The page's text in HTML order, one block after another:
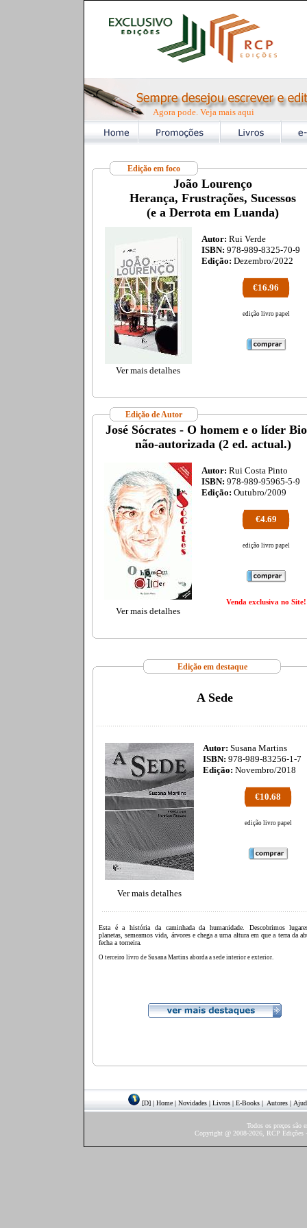
Agora pode. Veja mais aqui
Edição em foco
João Lourenço
Herança, Frustrações, Sucessos
(e a Derrota em Luanda)
Autor: Rui Verde
ISBN: 978-989-8325-70-9
Edição: Dezembro/2022
€16.96
edição livro papel
Ver mais detalhes
Edição de Autor
José Sócrates - O homem e o líder
não-autorizada (2 ed. actual.)
Autor: Rui Costa Pinto
ISBN: 978-989-95965-5-9
Edição: Outubro/2009
€4.69
edição livro papel
Venda exclusiva no Site!
Ver mais detalhes
Edição em destaque
A Sede
Ver mais detalhes
Autor: Susana Martins
ISBN: 978-989-83256-1-7
Edição: Novembro/2018
€10.68
edição livro papel
Esta é a história da caminhada da humanidade. Descobrimos
planetas, semeamos vida, árvores e chega a uma altura em que a terra da
fecha a torneira.
O terceiro livro de Susana Martins aborda a sede interior e exterior.
[D] | Home | Novidades | Livros | E-Books | Autores |
Todos os preços são
Copyright @ 2008-2026, RCP Edições